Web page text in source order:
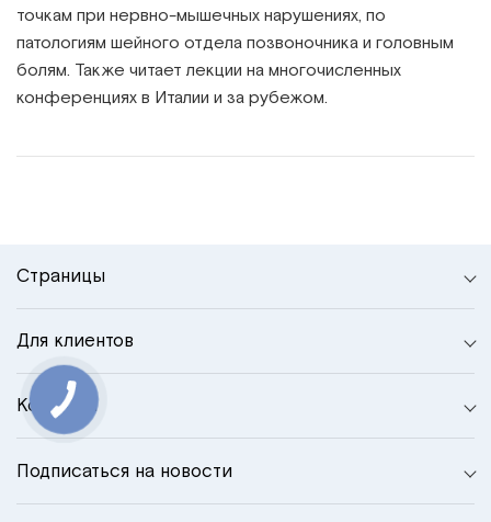
точкам при нервно-мышечных нарушениях, по
патологиям шейного отдела позвоночника и головным
болям. Также читает лекции на многочисленных
конференциях в Италии и за рубежом.
Страницы
Для клиентов
Контакты
Подписаться на новости